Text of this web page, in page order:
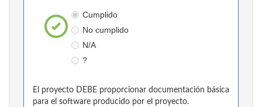
Cumplido
No cumplido
N/A
?
El proyecto DEBE proporcionar documentación básica
para el software producido por el proyecto.